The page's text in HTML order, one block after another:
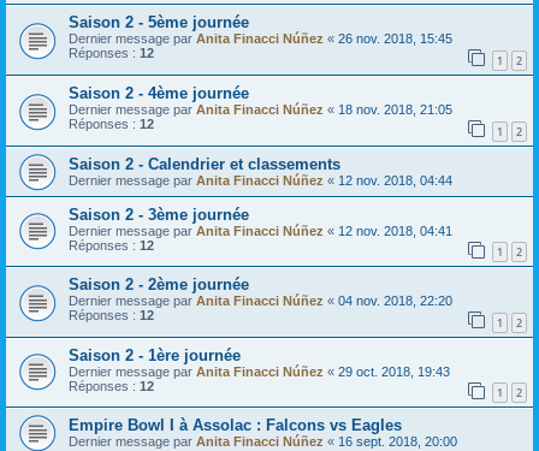
Saison 2 - 5ème journée
Dernier message par Anita Finacci Núñez « 26 nov. 2018, 15:45
Réponses : 12 1 2
Saison 2 - 4ème journée
Dernier message par Anita Finacci Núñez « 18 nov. 2018, 21:05
Réponses : 12 1 2
Saison 2 - Calendrier et classements
Dernier message par Anita Finacci Núñez « 12 nov. 2018, 04:44
Saison 2 - 3ème journée
Dernier message par Anita Finacci Núñez « 12 nov. 2018, 04:41
Réponses : 12 1 2
Saison 2 - 2ème journée
Dernier message par Anita Finacci Núñez « 04 nov. 2018, 22:20
Réponses : 12 1 2
Saison 2 - 1ère journée
Dernier message par Anita Finacci Núñez « 29 oct. 2018, 19:43
Réponses : 12 1 2
Empire Bowl I à Assolac : Falcons vs Eagles
Dernier message par Anita Finacci Núñez « 16 sept. 2018, 20:00